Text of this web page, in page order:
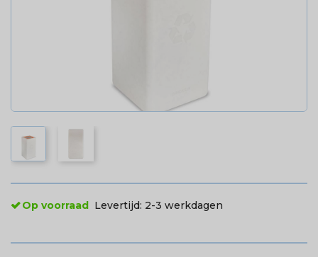
Op voorraad Levertijd: 2-3 werkdagen